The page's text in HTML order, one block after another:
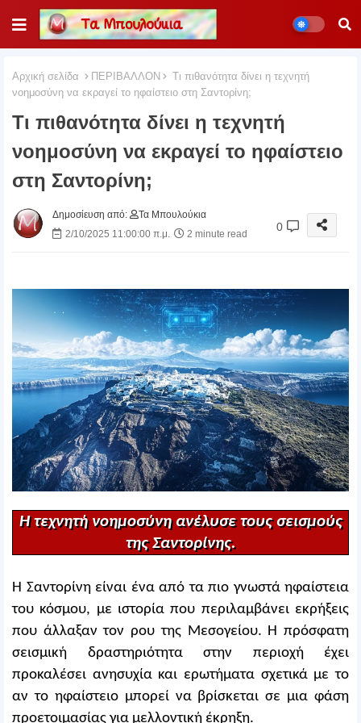
Αρχική σελίδα ΠΕΡΙΒΑΛΛΟΝ
Τι πιθανότητα δίνει η τεχνητή
νοημοσύνη να εκραγεί το ηφαίστειο στη Σαντορίνη;
Τι πιθανότητα δίνει η τεχνητή
νοημοσύνη να εκραγεί το ηφαίστειο
στη Σαντορίνη;
Δημοσίευση από:
Τα Μπουλούκια
2/10/2025 11:00:00 π.μ.
2 minute read
0
Η τεχνητή νοημοσύνη ανέλυσε τους σεισμούς
της Σαντορίνης.
Η Σαντορίνη είναι ένα από τα πιο γνωστά ηφαίστεια
του κόσμου, με ιστορία που περιλαμβάνει εκρήξεις
που άλλαξαν τον ρου της Μεσογείου. Η πρόσφατη
σεισμική δραστηριότητα στην περιοχή έχει
προκαλέσει ανησυχία και ερωτήματα σχετικά με το
αν το ηφαίστειο μπορεί να βρίσκεται σε μια φάση
προετοιμασίας για μελλοντική έκρηξη.